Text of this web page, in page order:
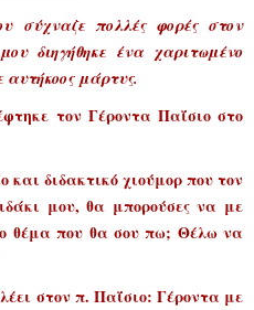
σύχναζε πολλές φορές στον
διηγήθηκε ένα χαριτωμένο
μάρτυς.
τον Γέροντα Παΐσιο στο
και διδακτικό χιούμορ που τον
μου, θα μπορούσες να με
θέμα που θα σου πω; Θέλω να
στον π. Παΐσιο: Γέροντα με